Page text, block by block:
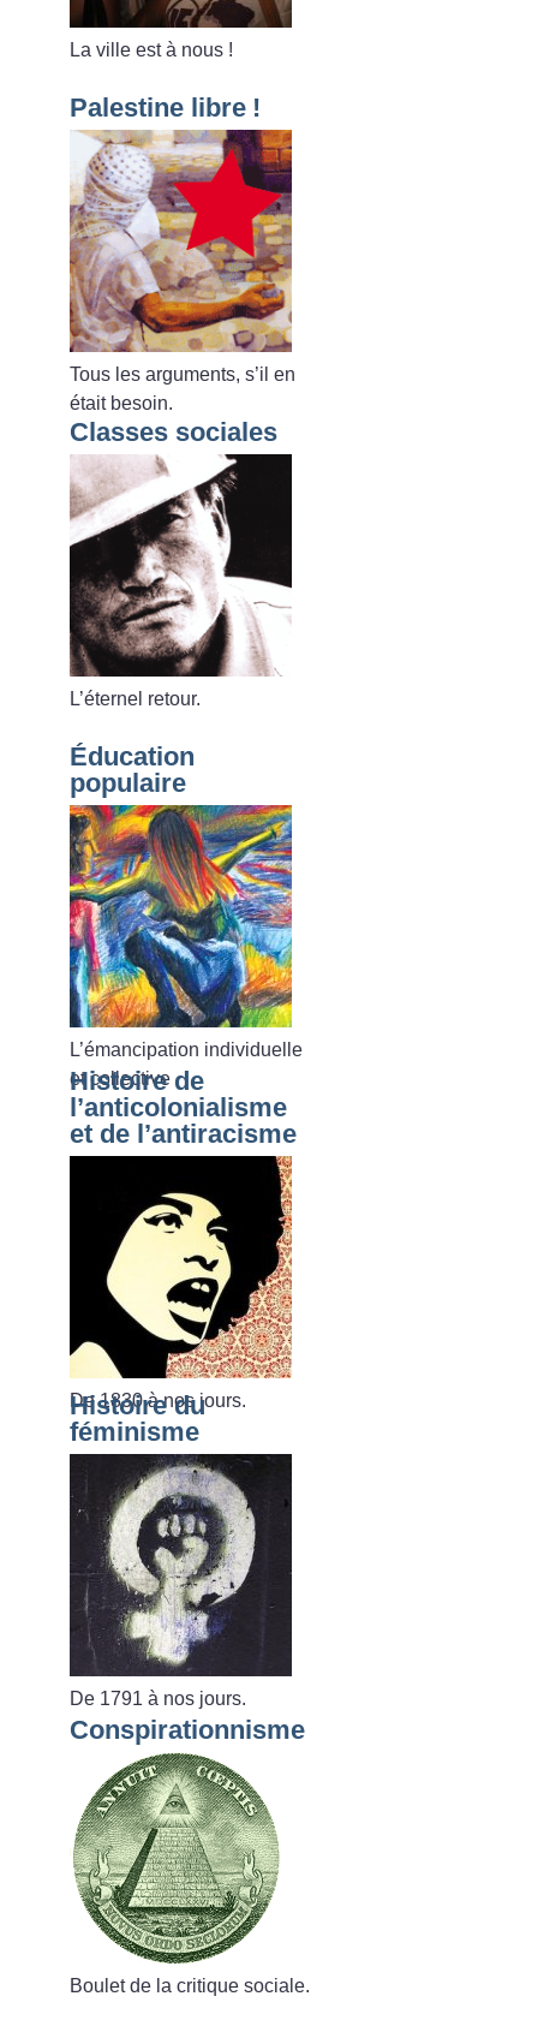
La ville est à nous !
Palestine libre !
Tous les arguments, s’il en
était besoin.
Classes sociales
L’éternel retour.
Éducation
populaire
L’émancipation individuelle
et collective
Histoire de
l’anticolonialisme
et de l’antiracisme
De 1830 à nos jours.
Histoire du
féminisme
De 1791 à nos jours.
Conspirationnisme
Boulet de la critique sociale.